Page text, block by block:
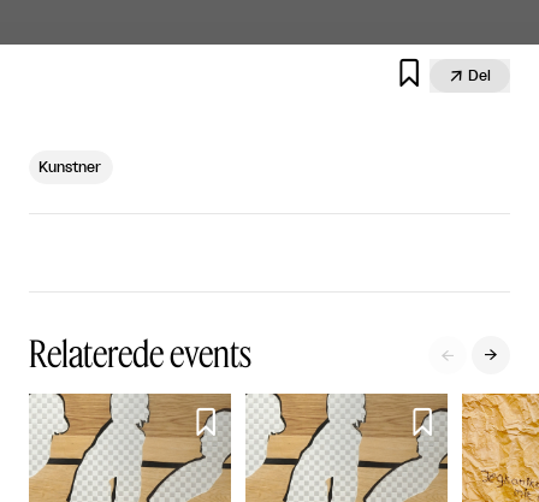
  Del
Kunstner
Relaterede events  
 